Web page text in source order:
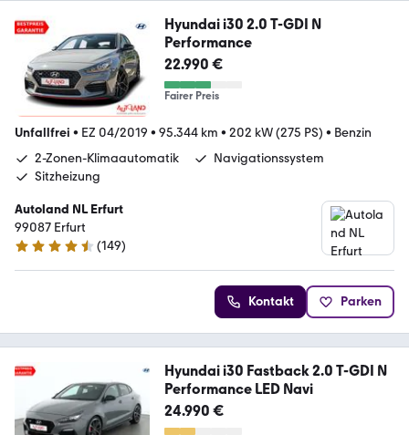
Hyundai i30 2.0 T-GDI N
Performance
22.990 €
Fairer Preis
Unfallfrei • EZ 04/2019 • 95.344 km • 202 kW (275 PS) • Benzin
2-Zonen-Klimaautomatik
Navigationssystem
Sitzheizung
Autoland NL Erfurt
99087 Erfurt
4.4 Sterne
(149)
Kontakt Parken
Hyundai i30 Fastback 2.0 T-GDI N
Performance LED Navi
24.990 €